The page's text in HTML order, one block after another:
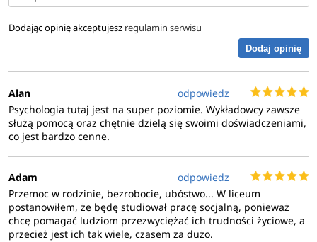
Dodając opinię akceptujesz regulamin serwisu
Dodaj opinię
Alan
odpowiedz
Psychologia tutaj jest na super poziomie. Wykładowcy zawsze
służą pomocą oraz chętnie dzielą się swoimi doświadczeniami,
co jest bardzo cenne.
Adam
odpowiedz
Przemoc w rodzinie, bezrobocie, ubóstwo... W liceum
postanowiłem, że będę studiował pracę socjalną, ponieważ
chcę pomagać ludziom przezwyciężać ich trudności życiowe, a
przecież jest ich tak wiele, czasem za dużo.